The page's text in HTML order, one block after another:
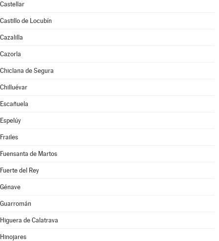
Castellar
Castillo de Locubín
Cazalilla
Cazorla
Chiclana de Segura
Chilluévar
Escañuela
Espelúy
Frailes
Fuensanta de Martos
Fuerte del Rey
Génave
Guarromán
Higuera de Calatrava
Hinojares